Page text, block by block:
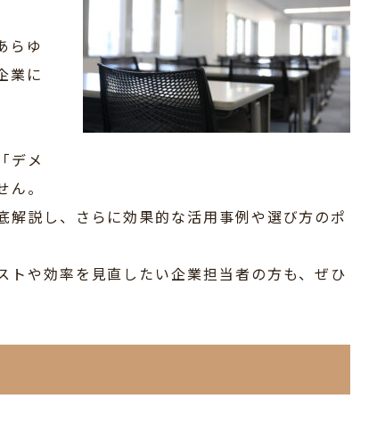
らゆ
業に
デメ
。
説し、さらに効果的な活用事例や選び方のポ
や効率を見直したい企業担当者の方も、ぜひ